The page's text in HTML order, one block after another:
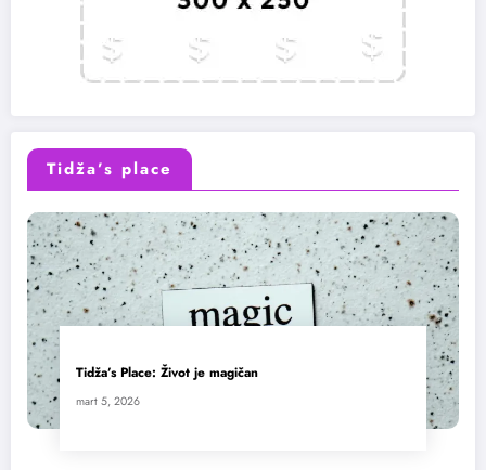
Tidža’s place
Tidža’s Place: Život je magičan
mart 5, 2026